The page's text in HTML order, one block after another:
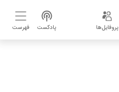
پروفایل‌ها پادکست فهرست